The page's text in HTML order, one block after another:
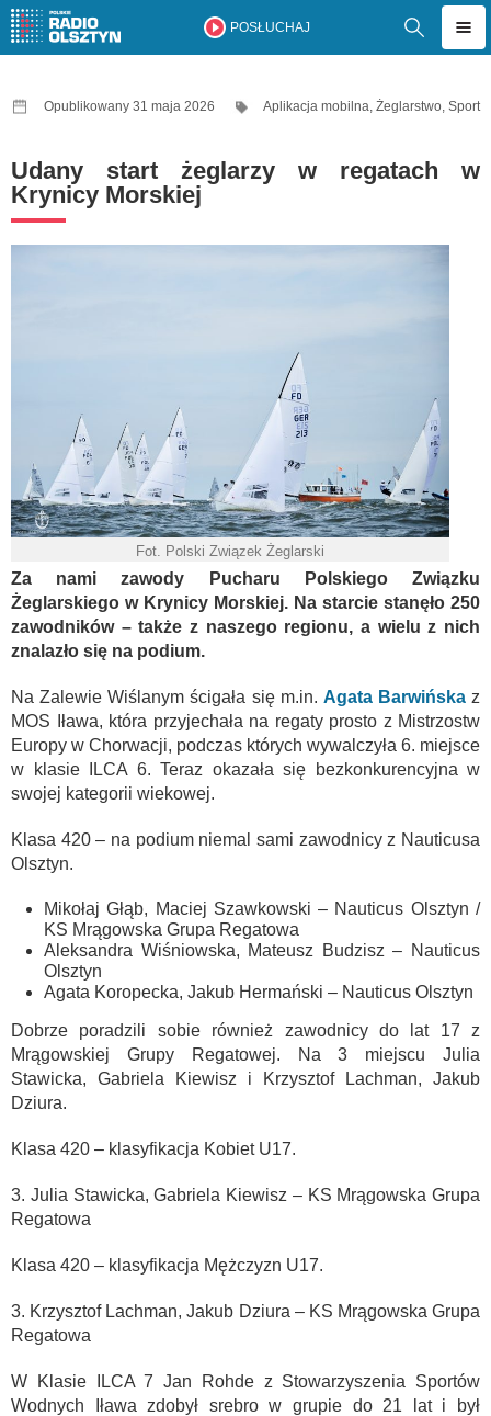
POSŁUCHAJ
Opublikowany 31 maja 2026 Aplikacja mobilna, Żeglarstwo, Sport
Udany start żeglarzy w regatach w
Krynicy Morskiej
Fot. Polski Związek Żeglarski
Za nami zawody Pucharu Polskiego Związku
Żeglarskiego w Krynicy Morskiej. Na starcie stanęło 250
zawodników – także z naszego regionu, a wielu z nich
znalazło się na podium.
Na Zalewie Wiślanym ścigała się m.in. Agata Barwińskaz
MOS Iława, która przyjechała na regaty prosto z Mistrzostw
Europy w Chorwacji, podczas których wywalczyła 6. miejsce
w klasie ILCA 6. Teraz okazała się bezkonkurencyjna w
swojej kategorii wiekowej.
Klasa 420 – na podium niemal sami zawodnicy z Nauticusa
Olsztyn.
Mikołaj Głąb, Maciej Szawkowski – Nauticus Olsztyn /
KS Mrągowska Grupa Regatowa
Aleksandra Wiśniowska, Mateusz Budzisz – Nauticus
Olsztyn
Agata Koropecka, Jakub Hermański – Nauticus Olsztyn
Dobrze poradzili sobie również zawodnicy do lat 17 z
Mrągowskiej Grupy Regatowej. Na 3 miejscu Julia
Stawicka, Gabriela Kiewisz i Krzysztof Lachman, Jakub
Dziura.
Klasa 420 – klasyfikacja Kobiet U17.
3. Julia Stawicka, Gabriela Kiewisz – KS Mrągowska Grupa
Regatowa
Klasa 420 – klasyfikacja Mężczyzn U17.
3. Krzysztof Lachman, Jakub Dziura – KS Mrągowska Grupa
Regatowa
W Klasie ILCA 7 Jan Rohde z Stowarzyszenia Sportów
Wodnych Iława zdobył srebro w grupie do 21 lat i był